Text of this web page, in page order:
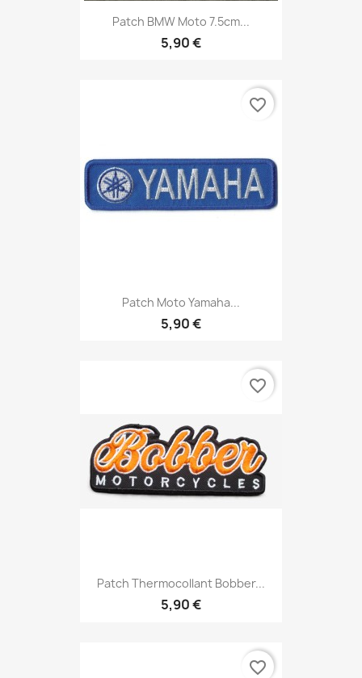
Patch BMW Moto 7.5cm...
5,90 €
Patch Moto Yamaha...
5,90 €
favorite_border
Patch Thermocollant Bobber...
5,90 €
favorite_border
favorite_border